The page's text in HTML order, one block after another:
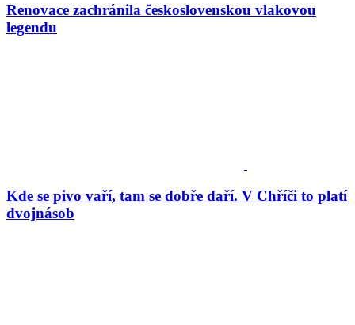
Renovace zachránila československou vlakovou
legendu
Kde se pivo vaří, tam se dobře daří. V Chříči to platí
dvojnásob